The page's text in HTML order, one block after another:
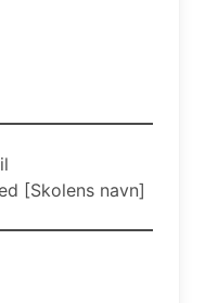
[Skolens navn]